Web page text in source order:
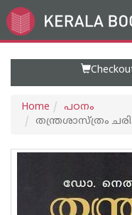
Go
to
Home
പഠനം
തന്ത്രശാസ്ത്രം